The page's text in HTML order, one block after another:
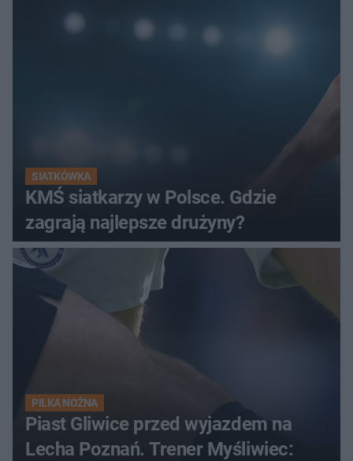
SIATKÓWKA
KMŚ siatkarzy w Polsce. Gdzie
zagrają najlepsze drużyny?
PIŁKA NOŻNA
Piast Gliwice przed wyjazdem na
Lecha Poznań. Trener Myśliwiec: